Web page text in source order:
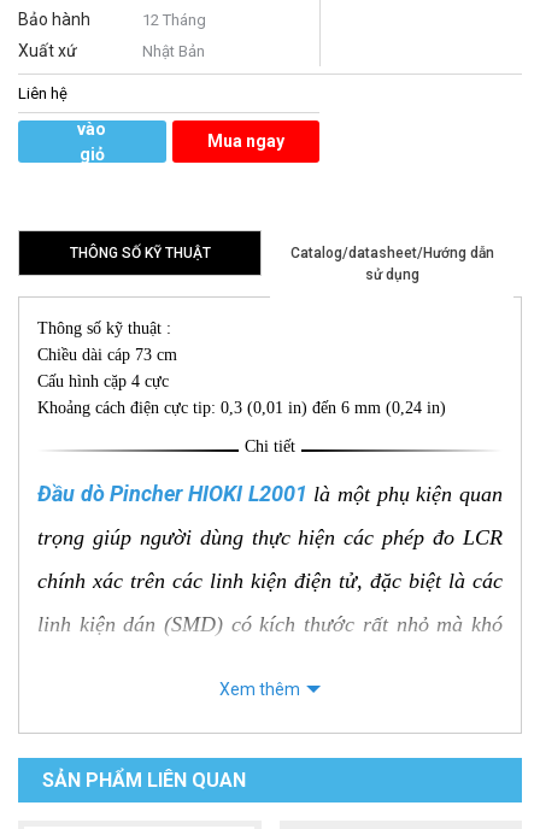
Bảo hành 12 Tháng
Xuất xứ Nhật Bản
Liên hệ
vào
giỏ
Mua ngay
THÔNG SỐ KỸ THUẬT
Catalog/datasheet/Hướng dẫn
sử dụng
Thông số kỹ thuật :
Chiều dài cáp 73 cm
Cấu hình cặp 4 cực
Khoảng cách điện cực tip: 0,3 (0,01 in) đến 6 mm (0,24 in)
Chi tiết
Đầu dò Pincher HIOKI L2001 là một phụ kiện quan
trọng giúp người dùng thực hiện các phép đo LCR
chính xác trên các linh kiện điện tử, đặc biệt là các
linh kiện dán (SMD) có kích thước rất nhỏ mà khó
kiện.
Xem thêm
SẢN PHẨM LIÊN QUAN